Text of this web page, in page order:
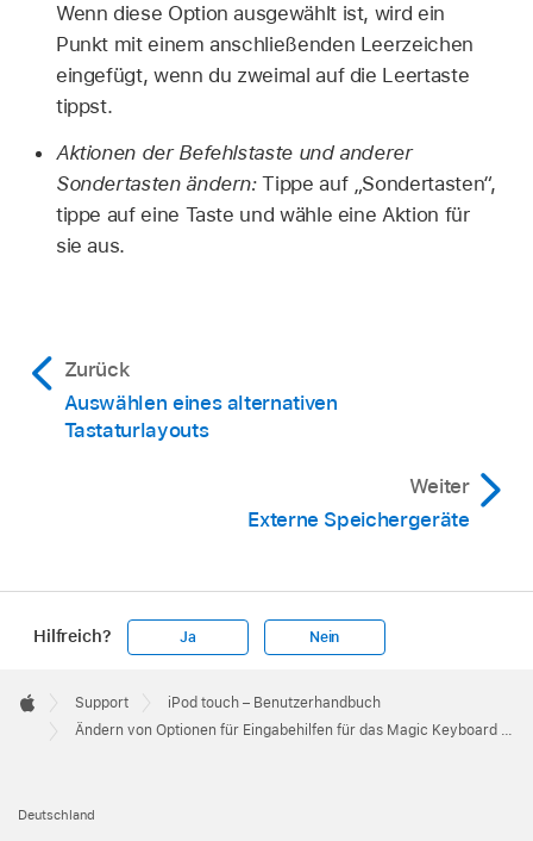
Wenn diese Option ausgewählt ist, wird ein
Punkt mit einem anschließenden Leerzeichen
eingefügt, wenn du zweimal auf die Leertaste
tippst.
Aktionen der Befehlstaste und anderer
Sondertasten ändern:Tippe auf „Sondertasten“,
tippe auf eine Taste und wähle eine Aktion für
sie aus.
Zurück
Auswählen eines alternativen
Tastaturlayouts
Weiter
Externe Speichergeräte
Hilfreich? Ja Nein
Footer

Apple
Support
iPod touch – Benutzerhandbuch
Ändern von Optionen für Eingabehilfen für das Magic Keyboard mit dem iPod touch
Deutschland